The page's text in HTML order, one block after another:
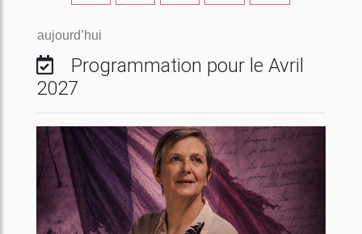
aujourd’hui
Programmation pour le Avril
2027